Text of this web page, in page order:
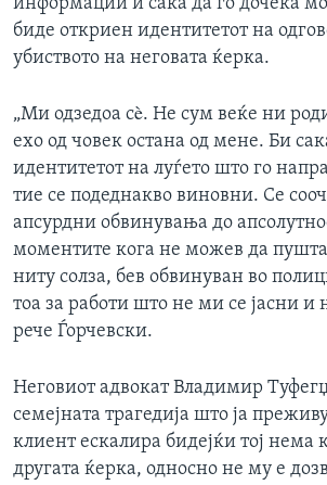
информации и сака да го дочека
биде откриен идентитетот на
убиството на неговата ќерка.
„Ми одзедоа сè. Не сум веќе ни
ехо од човек остана од мене. Би
идентитетот на луѓето што го
тие се подеднакво виновни. Се
апсурдни обвинувања до
моментите кога не можев да
ниту солза, бев обвинуван во
тоа за работи што не ми се јасни и
рече Ѓорчевски.
Неговиот адвокат Владимир
семејната трагедија што ја
клиент ескалира бидејќи тој нема
другата ќерка, односно не му е